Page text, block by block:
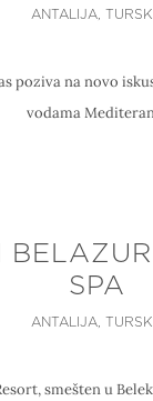
ANTALIJA,
poziva na novo
vodama
SPA
ANTALIJA,
smešten u